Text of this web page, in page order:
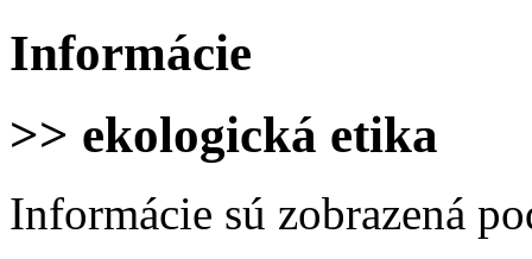
Informácie
>> ekologická etika
Informácie sú zobrazená